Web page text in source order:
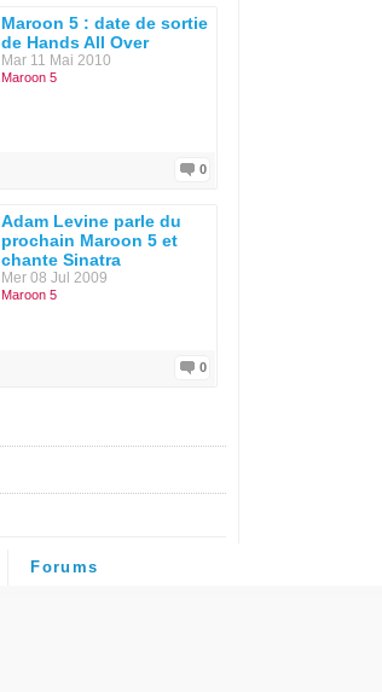
Maroon 5 : date de sortie
de Hands All Over
Mar 11 Mai 2010
Maroon 5
0
Adam Levine parle du
prochain Maroon 5 et
chante Sinatra
Mer 08 Jul 2009
Maroon 5
0
Forums